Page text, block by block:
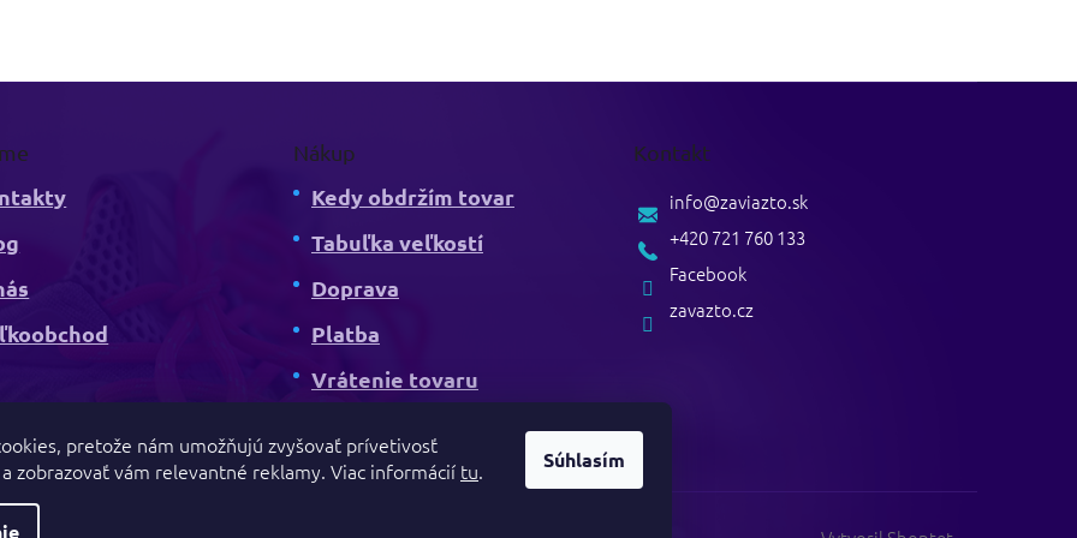
pretože nám umožňujú zvyšovať prívetivosť
zobrazovať vám relevantné reklamy. Viac informácií tu. Súhlasím
Nákup
Kedy obdržím tovar
Tabuľka veľkostí
Doprava
Platba
Vrátenie tovaru
Kontakt
zavazto.cz
info@zaviazto.sk
+420 721 760 133
Facebook